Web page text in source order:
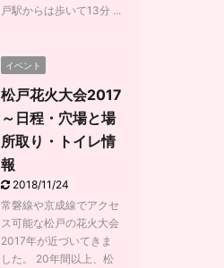
戸駅からは歩いて13分 ...
イベント
松戸花火大会2017
～日程・穴場と場
所取り・トイレ情
報
2018/11/24
常磐線や京成線でアクセ
ス可能な松戸の花火大会
2017年が近づいてきま
した。 20年間以上、松